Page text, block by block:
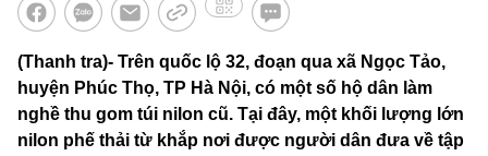
(Thanh tra)- Trên quốc lộ 32, đoạn qua xã Ngọc Tảo,
huyện Phúc Thọ, TP Hà Nội, có một số hộ dân làm
nghề thu gom túi nilon cũ. Tại đây, một khối lượng lớn
nilon phế thải từ khắp nơi được người dân đưa về tập